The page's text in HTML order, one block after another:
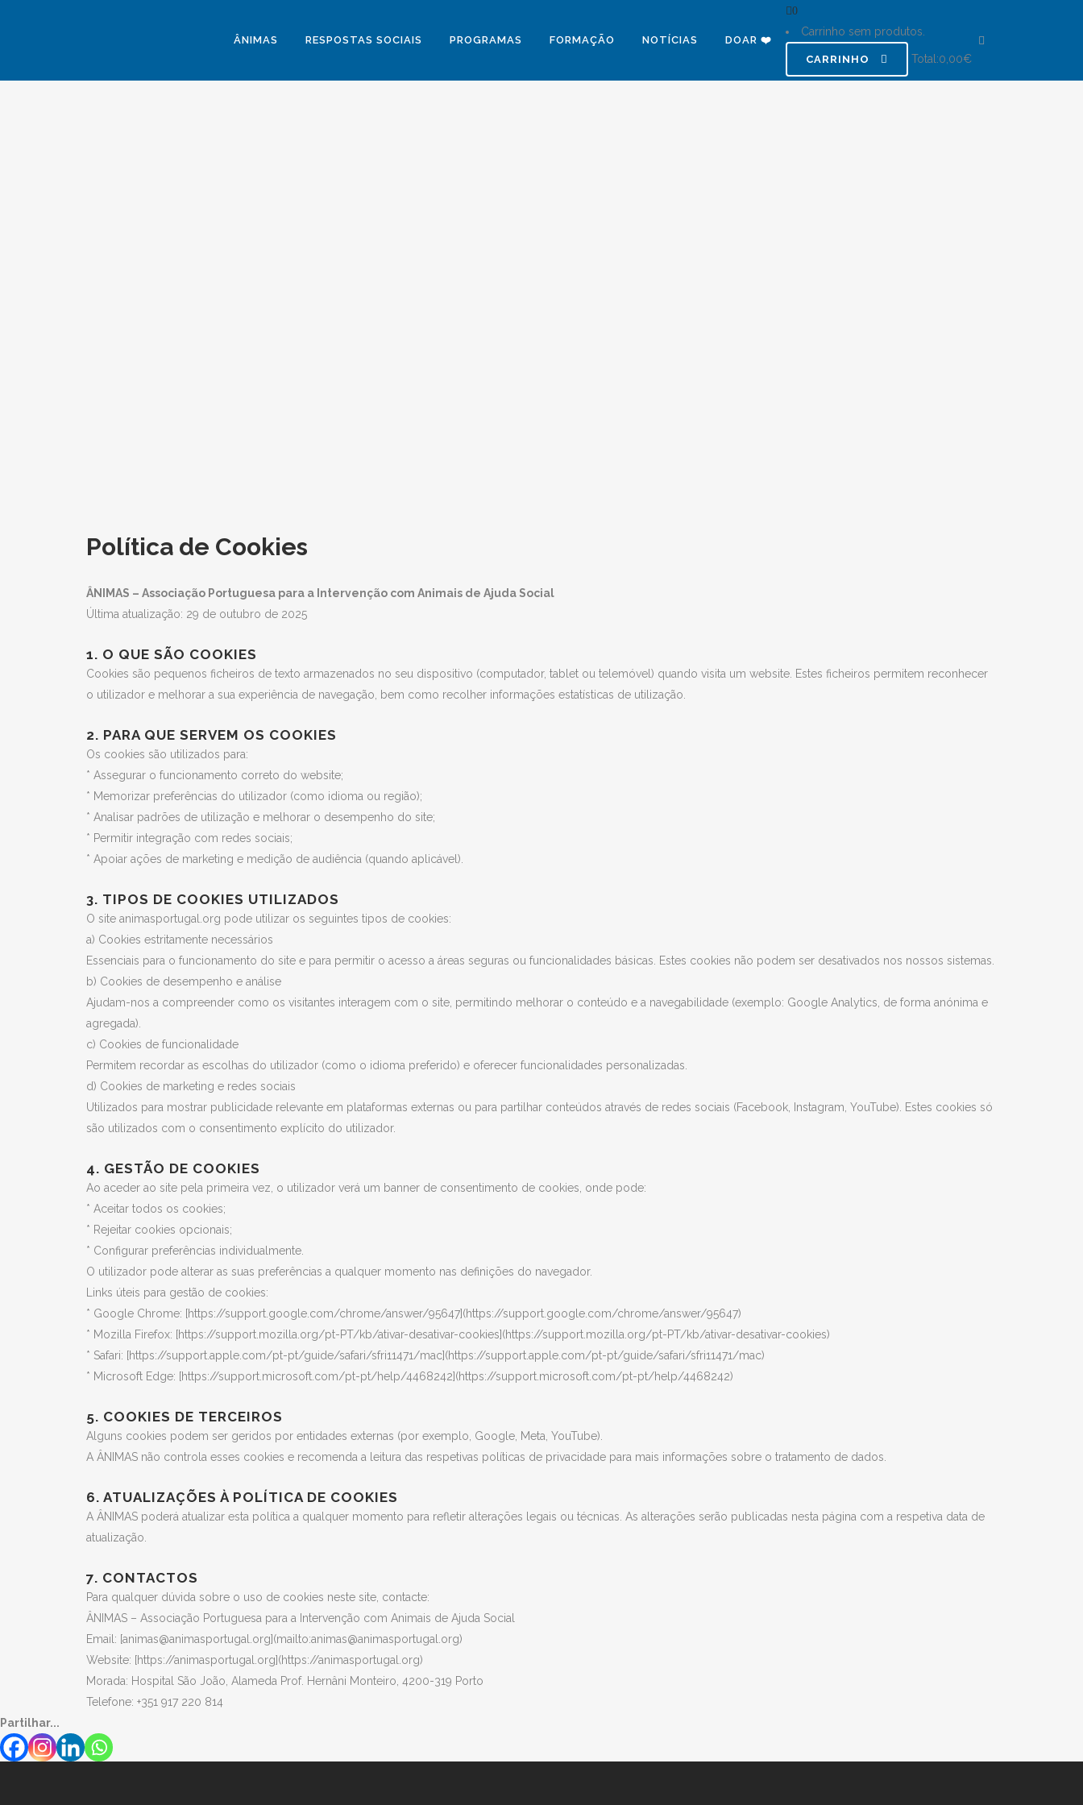
0
Carrinho sem produtos.
CARRINHO Total:0,00€
ÂNIMAS RESPOSTAS SOCIAIS PROGRAMAS FORMAÇÃO NOTÍCIAS DOAR ❤️
Política de Cookies
ÂNIMAS – Associação Portuguesa para a Intervenção com Animais de Ajuda Social
Última atualização: 29 de outubro de 2025
1. O QUE SÃO COOKIES
Cookies são pequenos ficheiros de texto armazenados no seu dispositivo (computador, tablet ou telemóvel) quando visita um website. Estes ficheiros permitem reconhecer
o utilizador e melhorar a sua experiência de navegação, bem como recolher informações estatísticas de utilização.
2. PARA QUE SERVEM OS COOKIES
Os cookies são utilizados para:
* Assegurar o funcionamento correto do website;
* Memorizar preferências do utilizador (como idioma ou região);
* Analisar padrões de utilização e melhorar o desempenho do site;
* Permitir integração com redes sociais;
* Apoiar ações de marketing e medição de audiência (quando aplicável).
3. TIPOS DE COOKIES UTILIZADOS
O site animasportugal.org pode utilizar os seguintes tipos de cookies:
a) Cookies estritamente necessários
Essenciais para o funcionamento do site e para permitir o acesso a áreas seguras ou funcionalidades básicas. Estes cookies não podem ser desativados nos nossos sistemas.
b) Cookies de desempenho e análise
Ajudam-nos a compreender como os visitantes interagem com o site, permitindo melhorar o conteúdo e a navegabilidade (exemplo: Google Analytics, de forma anónima e
agregada).
c) Cookies de funcionalidade
Permitem recordar as escolhas do utilizador (como o idioma preferido) e oferecer funcionalidades personalizadas.
d) Cookies de marketing e redes sociais
Utilizados para mostrar publicidade relevante em plataformas externas ou para partilhar conteúdos através de redes sociais (Facebook, Instagram, YouTube). Estes cookies só
são utilizados com o consentimento explícito do utilizador.
4. GESTÃO DE COOKIES
Ao aceder ao site pela primeira vez, o utilizador verá um banner de consentimento de cookies, onde pode:
* Aceitar todos os cookies;
* Rejeitar cookies opcionais;
* Configurar preferências individualmente.
O utilizador pode alterar as suas preferências a qualquer momento nas definições do navegador.
Links úteis para gestão de cookies:
* Google Chrome: [https://support.google.com/chrome/answer/95647](https://support.google.com/chrome/answer/95647)
* Mozilla Firefox: [https://support.mozilla.org/pt-PT/kb/ativar-desativar-cookies](https://support.mozilla.org/pt-PT/kb/ativar-desativar-cookies)
* Safari: [https://support.apple.com/pt-pt/guide/safari/sfri11471/mac](https://support.apple.com/pt-pt/guide/safari/sfri11471/mac)
* Microsoft Edge: [https://support.microsoft.com/pt-pt/help/4468242](https://support.microsoft.com/pt-pt/help/4468242)
5. COOKIES DE TERCEIROS
Alguns cookies podem ser geridos por entidades externas (por exemplo, Google, Meta, YouTube).
A ÂNIMAS não controla esses cookies e recomenda a leitura das respetivas políticas de privacidade para mais informações sobre o tratamento de dados.
6. ATUALIZAÇÕES À POLÍTICA DE COOKIES
A ÂNIMAS poderá atualizar esta política a qualquer momento para refletir alterações legais ou técnicas. As alterações serão publicadas nesta página com a respetiva data de
atualização.
7. CONTACTOS
Para qualquer dúvida sobre o uso de cookies neste site, contacte:
ÂNIMAS – Associação Portuguesa para a Intervenção com Animais de Ajuda Social
Email: [animas@animasportugal.org](mailto:animas@animasportugal.org)
Website: [https://animasportugal.org](https://animasportugal.org)
Morada: Hospital São João, Alameda Prof. Hernâni Monteiro, 4200-319 Porto
Telefone: +351 917 220 814
Partilhar...